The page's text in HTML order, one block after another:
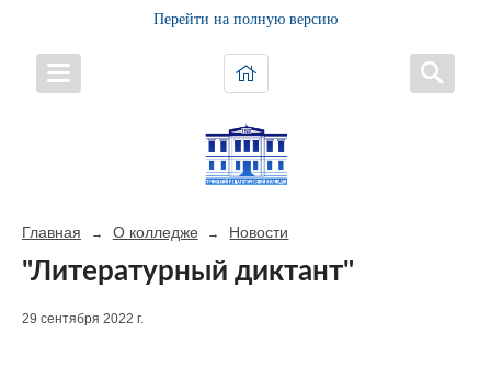
Перейти на полную версию
Главная → О колледже → Новости
"Литературный диктант"
29 сентября 2022 г.